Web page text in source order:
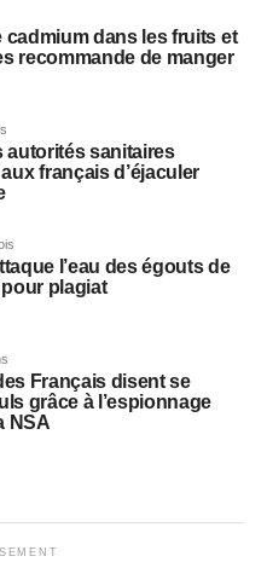
cadmium dans les fruits et
recommande de manger
autorités sanitaires
français d’éjaculer
l’eau des égouts de
plagiat
Français disent se
grâce à l’espionnage
NSA